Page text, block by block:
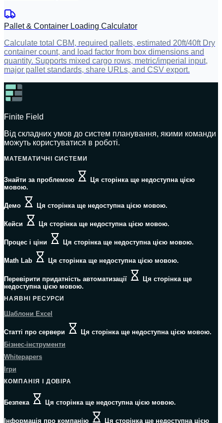
Pallet & Container Loading Calculator
Calculate total CBM, required pallets, estimated 20ft/40ft Dry
container count, and load factor from box dimensions and
quantity. Supports mixed cargo rows, metric/imperial input,
major pallet standards, share URLs, and CSV export.
Finite Field
Від складних умов до систем планування, якими команди
можуть користуватися в роботі.
МАТЕМАТИЧНІ СИСТЕМИ
Знайти за проблемою
Ця сторінка ще недоступна цією
мовою.
Демо Ця сторінка ще недоступна цією мовою.
Кейси Ця сторінка ще недоступна цією мовою.
Процес і ціни Ця сторінка ще недоступна цією мовою.
Math Lab Ця сторінка ще недоступна цією мовою.
Перевірити придатність автоматизації
Ця сторінка ще
недоступна цією мовою.
НАЯВНІ РЕСУРСИ
Шаблони Excel
Статті про сервери
Ця сторінка ще недоступна цією мовою.
Бізнес-інструменти
Whitepapers
Ігри
КОМПАНІЯ І ДОВІРА
Безпека Ця сторінка ще недоступна цією мовою.
Інформація про компанію Ця сторінка ще недоступна цією